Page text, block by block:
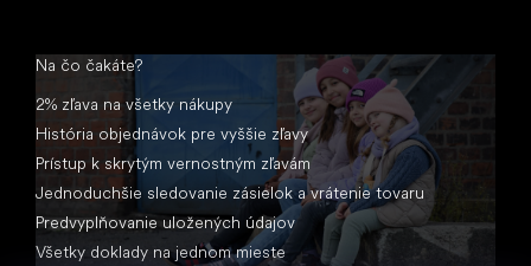
Na čo čakáte?
2% zľava na všetky nákupy
História objednávok pre vyššie zľavy
Prístup k skrytým vernostným zľavám
Jednoduchšie sledovanie zásielok a vrátenie tovaru
Predvyplňovanie uložených údajov
Všetky doklady na jednom mieste